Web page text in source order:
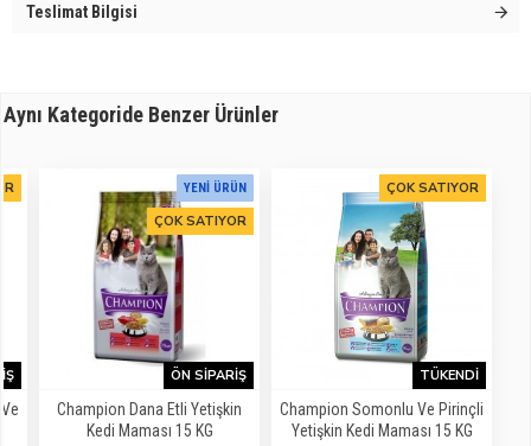
Teslimat Bilgisi
Aynı Kategoride Benzer Ürünler
YENI ÜRÜN
ÇOK SATIYOR
ÖN SIPARIŞ
Champion Dana Etli Yetişkin
Kedi Maması 15 KG
ÇOK SATIYOR
TÜKENDI
Champion Somonlu Ve Pirinçli
Yetişkin Kedi Maması 15 KG